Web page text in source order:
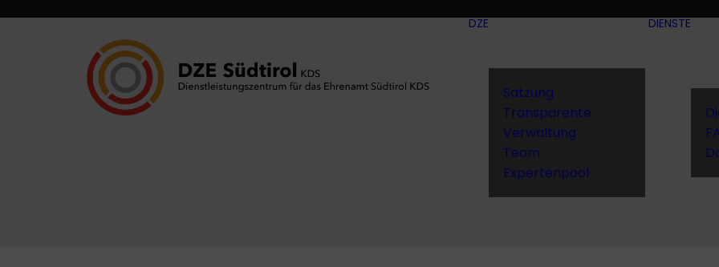
DZE
Satzung
Transparente
Verwaltung
Team
Expertenpool
DIENSTE